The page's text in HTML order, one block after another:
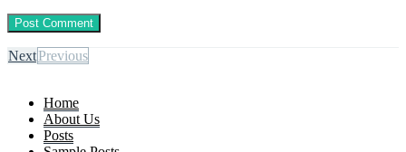
NextPrevious
Home
About Us
Posts